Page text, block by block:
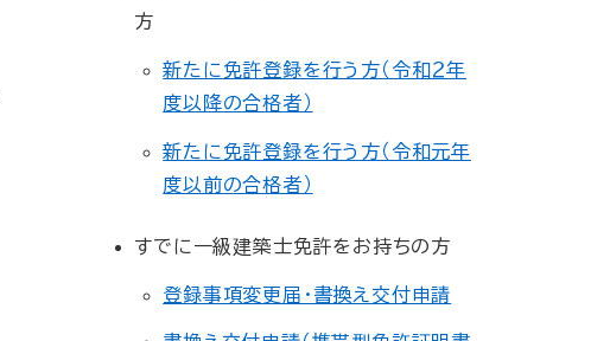
方
新たに免許登録を行う方（令和２年
度以降の合格者）
新たに免許登録を行う方（令和元年
度以前の合格者）
すでに一級建築士免許をお持ちの方
登録事項変更届・書換え交付申請